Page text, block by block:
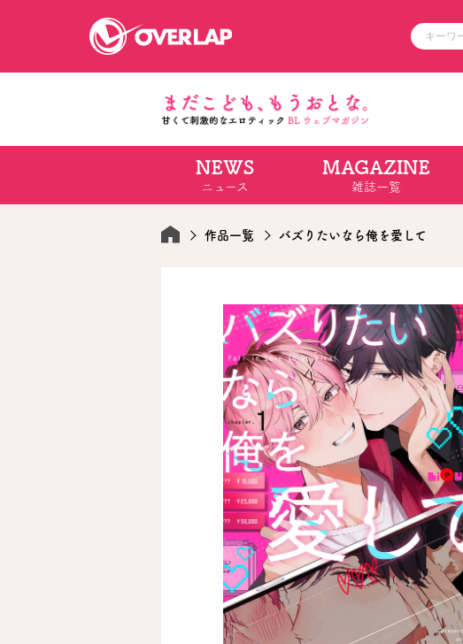
コミッククリエ
ラブパルフェ
ライトノベル
ノベルス
ロサージュノベルス
コミッククリエ
NEWS
ニュース
MAGAZINE
雑誌一覧
作品一覧 バズりたいなら俺を愛して